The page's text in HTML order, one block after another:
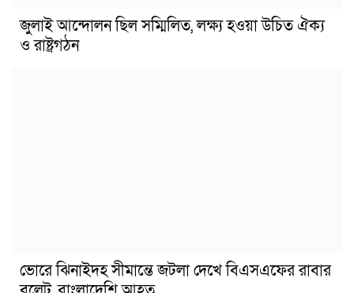
জুলাই আন্দোলন ছিল সম্মিলিত, লক্ষ্য হওয়া উচিত ঐক্য
ও রাষ্ট্রগঠন
ভোরে ঝিনাইদহ সীমান্তে জটলা দেখে বিএসএফের রাবার